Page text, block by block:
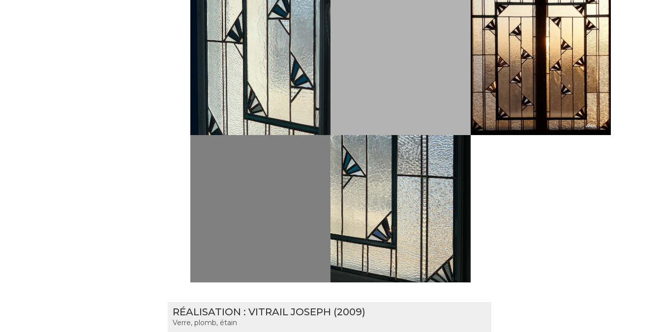
RÉALISATION : VITRAIL JOSEPH (2009)
Verre, plomb, étain